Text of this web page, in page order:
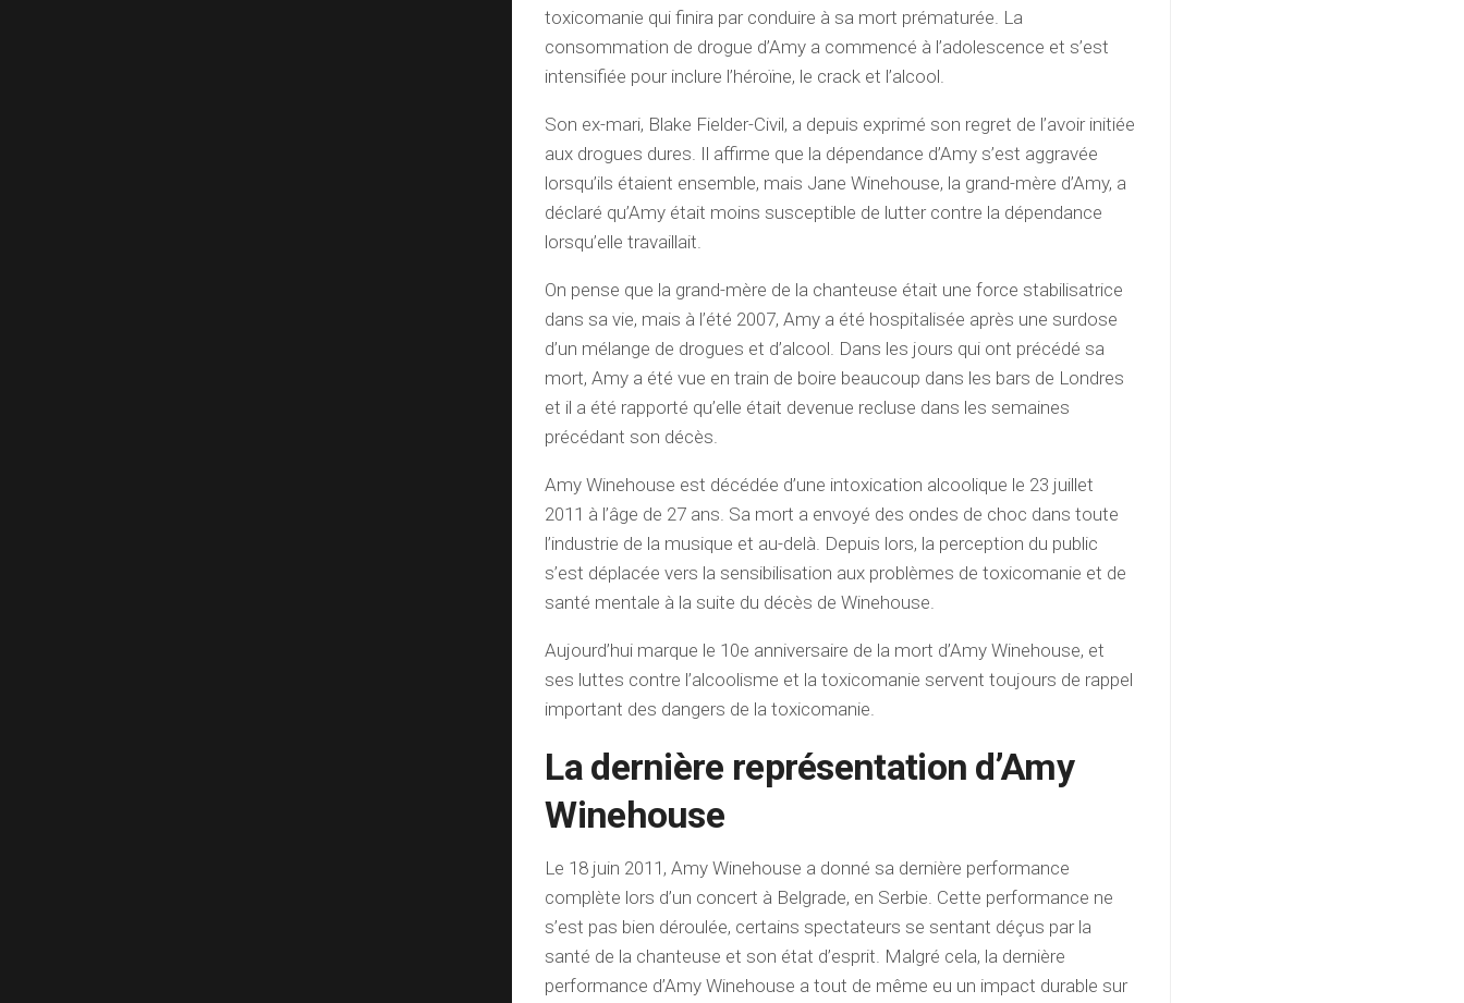
toxicomanie qui finira par conduire à sa mort prématurée. La
consommation de drogue d’Amy a commencé à l’adolescence et s’est
intensifiée pour inclure l’héroïne, le crack et l’alcool.
Son ex-mari, Blake Fielder-Civil, a depuis exprimé son regret de l’avoir initiée
aux drogues dures. Il affirme que la dépendance d’Amy s’est aggravée
lorsqu’ils étaient ensemble, mais Jane Winehouse, la grand-mère d’Amy, a
déclaré qu’Amy était moins susceptible de lutter contre la dépendance
lorsqu’elle travaillait.
On pense que la grand-mère de la chanteuse était une force stabilisatrice
dans sa vie, mais à l’été 2007, Amy a été hospitalisée après une surdose
d’un mélange de drogues et d’alcool. Dans les jours qui ont précédé sa
mort, Amy a été vue en train de boire beaucoup dans les bars de Londres
et il a été rapporté qu’elle était devenue recluse dans les semaines
précédant son décès.
Amy Winehouse est décédée d’une intoxication alcoolique le 23 juillet
2011 à l’âge de 27 ans. Sa mort a envoyé des ondes de choc dans toute
l’industrie de la musique et au-delà. Depuis lors, la perception du public
s’est déplacée vers la sensibilisation aux problèmes de toxicomanie et de
santé mentale à la suite du décès de Winehouse.
Aujourd’hui marque le 10e anniversaire de la mort d’Amy Winehouse, et
ses luttes contre l’alcoolisme et la toxicomanie servent toujours de rappel
important des dangers de la toxicomanie.
La dernière représentation d’Amy
Winehouse
Le 18 juin 2011, Amy Winehouse a donné sa dernière performance
complète lors d’un concert à Belgrade, en Serbie. Cette performance ne
s’est pas bien déroulée, certains spectateurs se sentant déçus par la
santé de la chanteuse et son état d’esprit. Malgré cela, la dernière
performance d’Amy Winehouse a tout de même eu un impact durable sur